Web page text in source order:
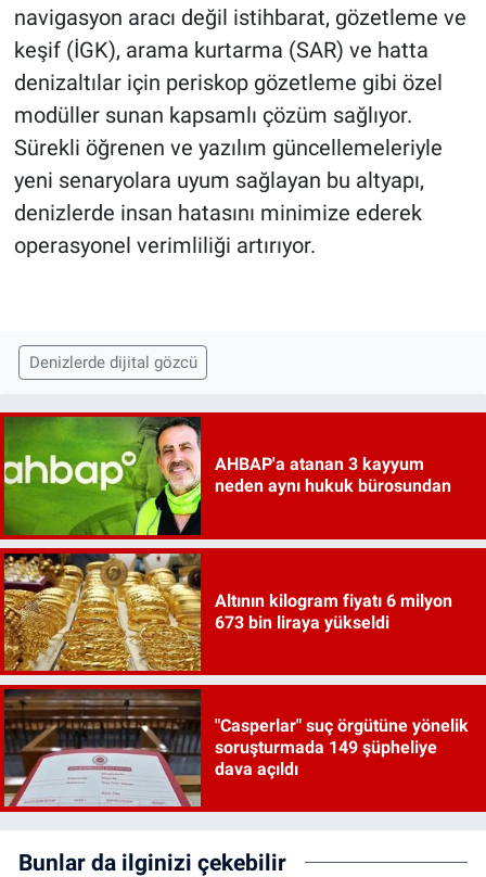
navigasyon aracı değil istihbarat, gözetleme ve
keşif (İGK), arama kurtarma (SAR) ve hatta
denizaltılar için periskop gözetleme gibi özel
modüller sunan kapsamlı çözüm sağlıyor.
Sürekli öğrenen ve yazılım güncellemeleriyle
yeni senaryolara uyum sağlayan bu altyapı,
denizlerde insan hatasını minimize ederek
operasyonel verimliliği artırıyor.
Denizlerde dijital gözcü
AHBAP'a atanan 3 kayyum
neden aynı hukuk bürosundan
Altının kilogram fiyatı 6 milyon
673 bin liraya yükseldi
"Casperlar" suç örgütüne yönelik
soruşturmada 149 şüpheliye
dava açıldı
Bunlar da ilginizi çekebilir